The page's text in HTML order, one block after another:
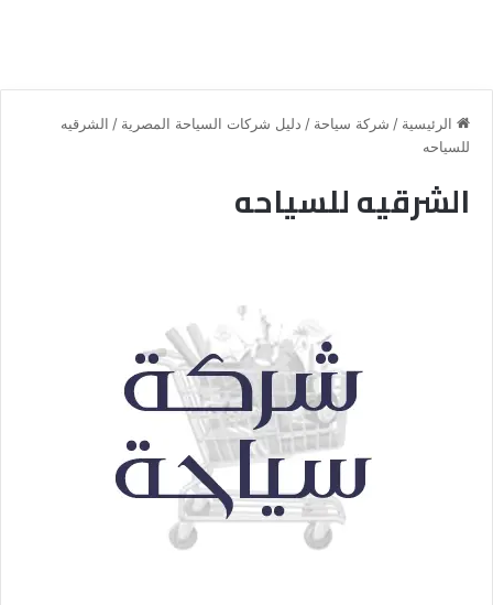
الرئيسية / شركة سياحة / دليل شركات السياحة المصرية / الشرقيه
للسياحه
الشرقيه للسياحه